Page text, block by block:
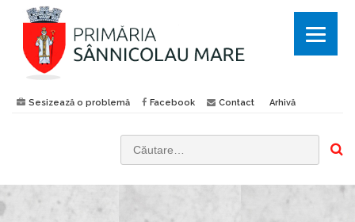
Sesizează o problemă Facebook Contact Arhivă